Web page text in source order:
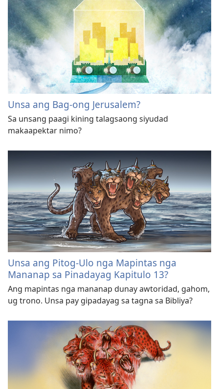
Unsa ang Bag-ong Jerusalem?
Sa unsang paagi kining talagsaong siyudad
makaapektar nimo?
Unsa ang Pitog-Ulo nga Mapintas nga
Mananap sa Pinadayag Kapitulo 13?
Ang mapintas nga mananap dunay awtoridad, gahom,
ug trono. Unsa pay gipadayag sa tagna sa Bibliya?